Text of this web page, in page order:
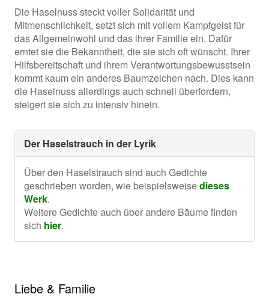
Die Haselnuss steckt voller Solidarität und
Mitmenschlichkeit, setzt sich mit vollem Kampfgeist für
das Allgemeinwohl und das ihrer Familie ein. Dafür
erntet sie die Bekanntheit, die sie sich oft wünscht. Ihrer
Hilfsbereitschaft und ihrem Verantwortungsbewusstsein
kommt kaum ein anderes Baumzeichen nach. Dies kann
die Haselnuss allerdings auch schnell überfordern,
steigert sie sich zu intensiv hinein.
Der Haselstrauch in der Lyrik
Über den Haselstrauch sind auch Gedichte
geschrieben worden, wie beispielsweisedieses
Werk.
Weitere Gedichte auch über andere Bäume finden
sich hier.
Liebe & Familie